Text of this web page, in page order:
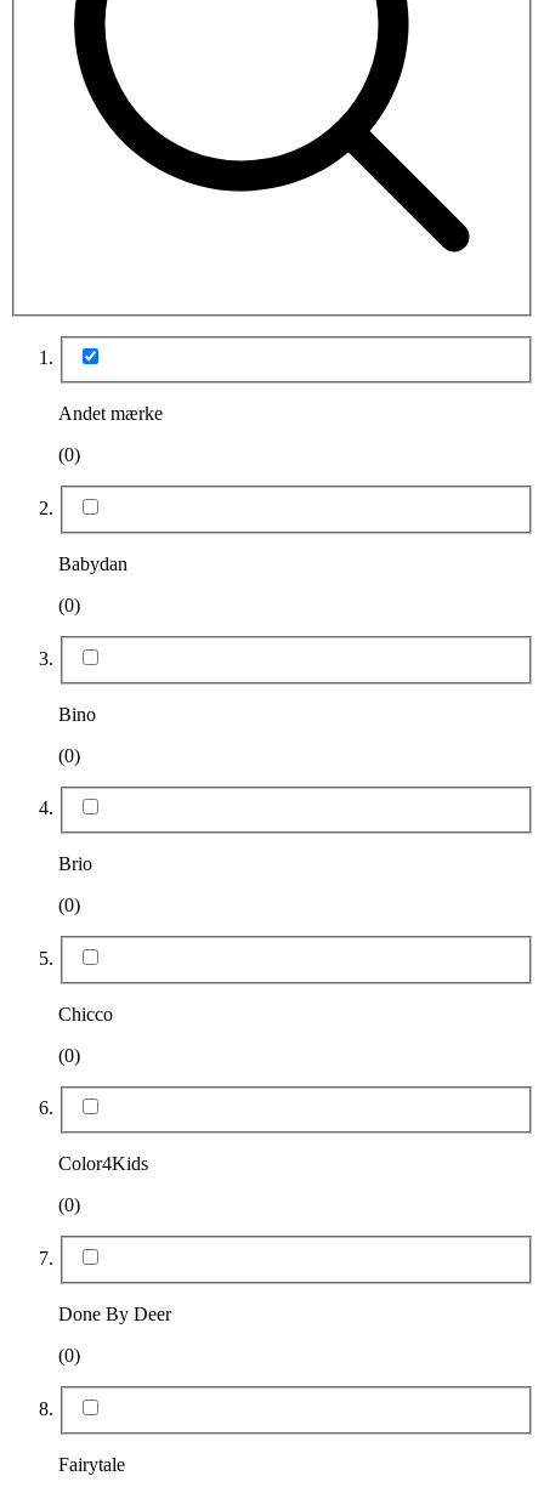
Andet mærke
(0)
Babydan
(0)
Bino
(0)
Brio
(0)
Chicco
(0)
Color4Kids
(0)
Done By Deer
(0)
Fairytale